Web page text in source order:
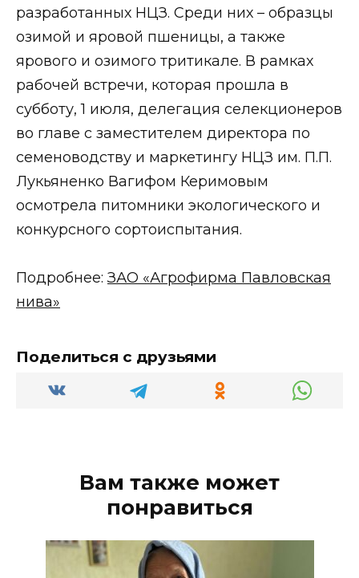
разработанных НЦЗ. Среди них – образцы
озимой и яровой пшеницы, а также
ярового и озимого тритикале. В рамках
рабочей встречи, которая прошла в
субботу, 1 июля, делегация селекционеров
во главе с заместителем директора по
семеноводству и маркетингу НЦЗ им. П.П.
Лукьяненко Вагифом Керимовым
осмотрела питомники экологического и
конкурсного сортоиспытания.
Подробнее: ЗАО «Агрофирма Павловская
нива»
Поделиться с друзьями
Вам также может
понравиться